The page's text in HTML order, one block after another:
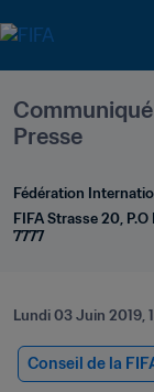
Presse
Fédération
FIFA Strasse 20,
7777
Lundi 03 Juin 2019,
Conseil de la